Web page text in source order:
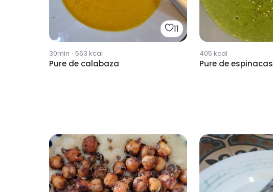
11
30min · 563 kcal
Pure de calabaza
405 kcal
Pure de espinacas